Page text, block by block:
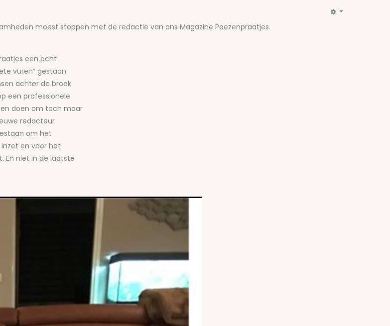
moest stoppen met de redactie van ons Magazine Poezenpraatjes.
een echt
vuren” gestaan.
achter de broek
een professionele
doen om toch maar
redacteur
om het
en voor het
En niet in de laatste